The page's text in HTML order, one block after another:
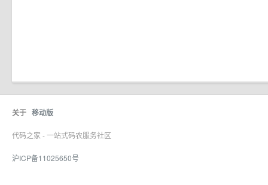
关于 移动版
代码之家 - 一站式码农服务社区
沪ICP备11025650号